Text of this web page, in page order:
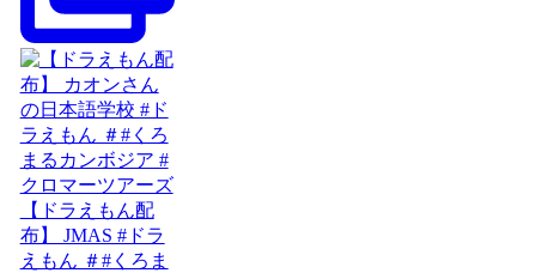
【ドラえもん配
布】 JMAS #ドラ
えもん ＃#くろま